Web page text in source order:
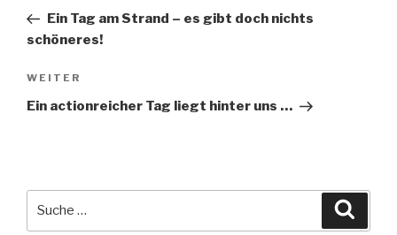
Beitrag
Ein Tag am Strand – es gibt doch nichts
schöneres!
Nächster
Beitrag
WEITER
Ein actionreicher Tag liegt hinter uns …